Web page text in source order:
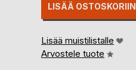
LISÄÄ OSTOSKORIIN
Lisää muistilistalle
Arvostele tuote